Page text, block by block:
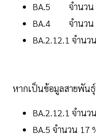
BA.5 จำนวน
BA.4 จำนวน
BA.2.12.1 จำนว
หากเป็นข้อมูลสายพัน
BA.2.12.1 จำนว
BA.5 จำนวน 17